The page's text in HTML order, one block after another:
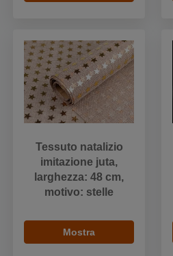
Tessuto natalizio
imitazione juta,
larghezza: 48 cm,
motivo: stelle
Mostra